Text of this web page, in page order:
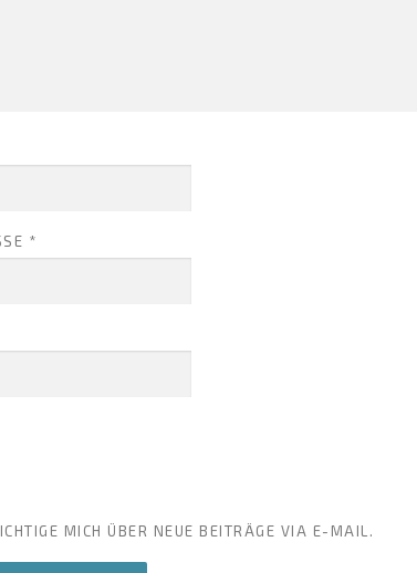
*
MICH ÜBER NEUE BEITRÄGE VIA E-MAIL.